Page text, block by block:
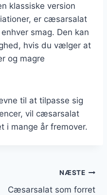
klassiske version
er cæsarsalat
smag. Den kan
hvis du vælger at
og magre
til at tilpasse sig
vil cæsarsalat
i mange år fremover.
NÆSTE
Cæsarsalat som forret